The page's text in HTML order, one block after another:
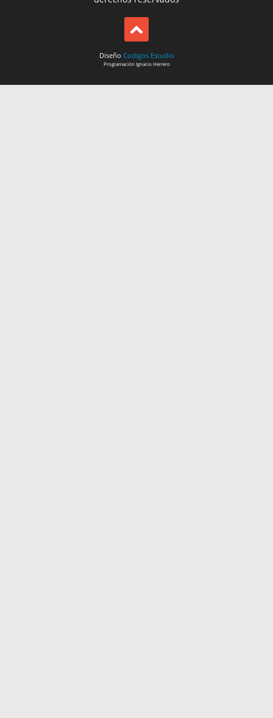
Diseño Codigos Estudio
ProgramaciónIgnacio Herrero